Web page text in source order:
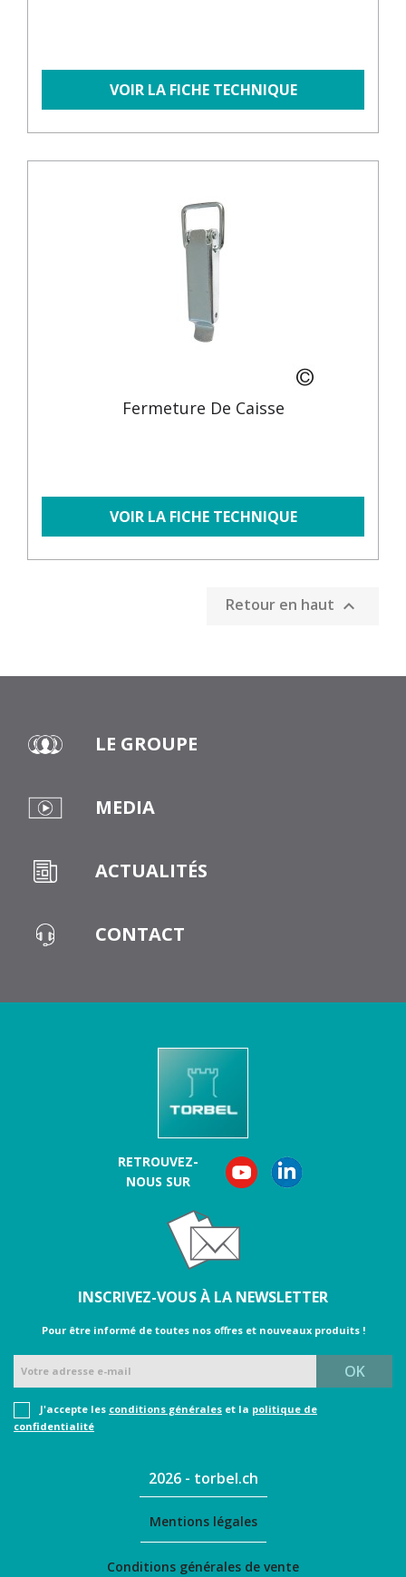
VOIR LA FICHE TECHNIQUE
Fermeture De Caisse
VOIR LA FICHE TECHNIQUE
Retour en haut 
LE GROUPE
MEDIA
ACTUALITÉS
CONTACT
RETROUVEZ-
NOUS SUR
INSCRIVEZ-VOUS À LA NEWSLETTER
Pour être informé de toutes nos oﬀres et nouveaux produits !
J'accepte les conditions générales et la politique de
confidentialité
2026 - torbel.ch
Mentions légales
Conditions générales de vente